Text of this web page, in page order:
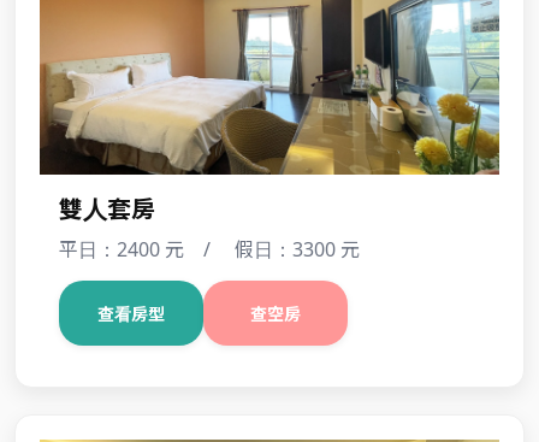
平日：2600 元 / 假日：3400 元
查看房型 查空房